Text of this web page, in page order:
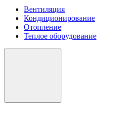
Вентиляция
Кондиционирование
Отопление
Теплое оборудование